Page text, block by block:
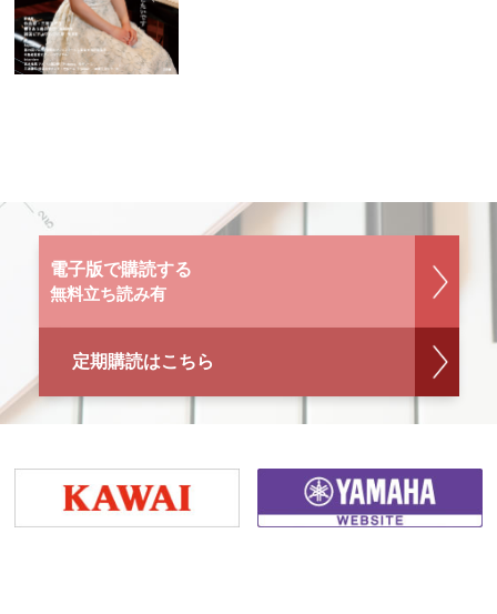
電子版で購読する
無料立ち読み有
定期購読はこちら